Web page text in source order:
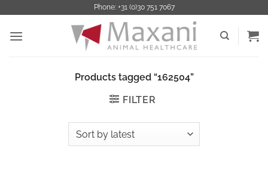
inhoud
Phone: +31 (0)30 751 7067
Products tagged “162504”
FILTER